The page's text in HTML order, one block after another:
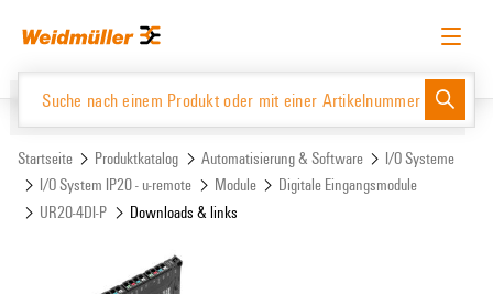
Inhalt
Navigationsmenü
Deutsch Login anfordern Anmelden
Website Support Center easyConnect
Produktkatalog
Startseite Produktkatalog Automatisierung & Software
I/O Systeme
I/O System IP20 - u-remote
Module
Digitale Eingangsmodule
UR20-4DI-P
Downloads & links